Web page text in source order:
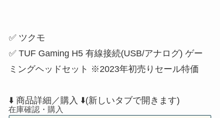
✅ ツクモ
✅ TUF Gaming H5 有線接続(USB/アナログ) ゲー
ミングヘッドセット ※2023年初売りセール特価
⬇️ 商品詳細／購入 ⬇️(新しいタブで開きます)